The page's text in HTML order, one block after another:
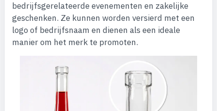
bedrijfsgerelateerde evenementen en zakelijke
geschenken. Ze kunnen worden versierd met een
logo of bedrijfsnaam en dienen als een ideale
manier om het merk te promoten.